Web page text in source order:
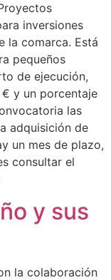
inversiones
la comarca. Está
pequeños
de ejecución,
y un porcentaje
las
adquisición de
un mes de plazo,
consultar el
y sus
la colaboración